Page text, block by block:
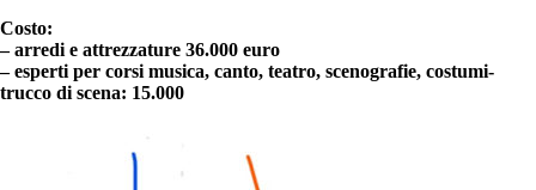
Costo:
– arredi e attrezzature 36.000 euro
– esperti per corsi musica, canto, teatro, scenografie, costumi-
trucco di scena: 15.000